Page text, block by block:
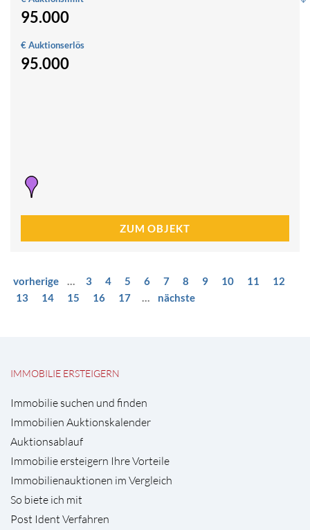
95.000
€ Auktionserlös
95.000
ZUM OBJEKT
vorherige … 3 4 5 6 7 8 9 10 11
12
13
14 15 16 17 … nächste
IMMOBILIE ERSTEIGERN
Immobilie suchen und finden
Immobilien Auktionskalender
Auktionsablauf
Immobilie ersteigern Ihre Vorteile
Immobilienauktionen im Vergleich
So biete ich mit
Post Ident Verfahren